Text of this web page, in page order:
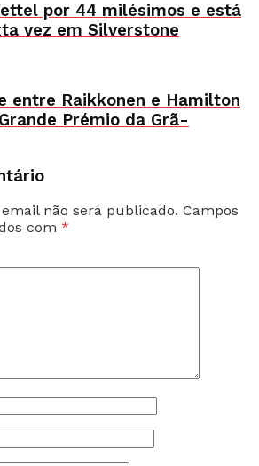
por 44 milésimos e está
vez em Silverstone
entre Raikkonen e Hamilton
Prémio da Grã-
não será publicado. Campos
com *